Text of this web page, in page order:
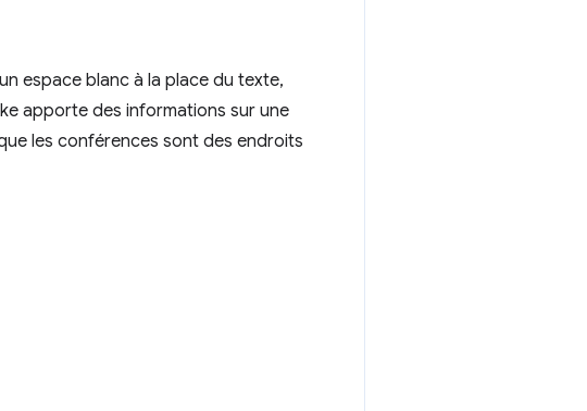
espace blanc à la place du texte,
apporte des informations sur une
les conférences sont des endroits